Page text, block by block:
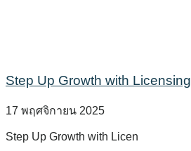
Step Up Growth with Licensing
17 พฤศจิกายน 2025
Step Up Growth with Licen